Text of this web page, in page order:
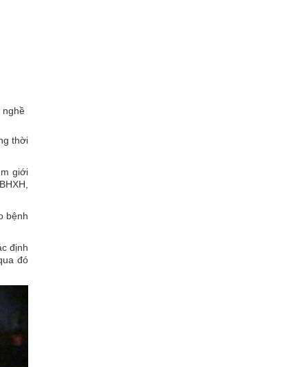
thời
giới
bệnh
định
đó